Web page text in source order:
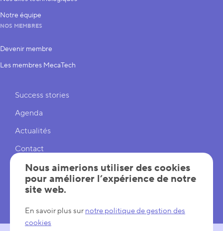
Notre équipe
NOS MEMBRES
Devenir membre
Les membres MecaTech
Liens rapides
Success stories
Agenda
Actualités
Contact
Cookies
Réglages cookies
Nous aimerions utiliser des cookies
pour améliorer l’expérience de notre
site web.
En savoir plus sur notre politique de gestion des
cookies